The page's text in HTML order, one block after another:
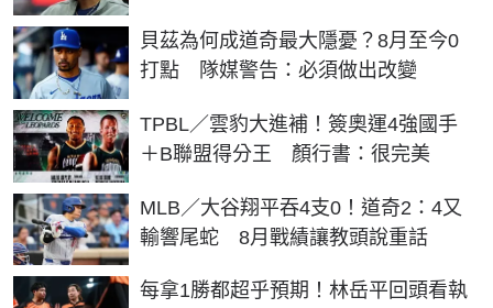
貝茲為何成道奇最大隱憂？8月至今0
打點 隊媒警告：必須做出改變
TPBL／雲豹大進補！簽奧運4強國手
＋B聯盟得分王 顏行書：很完美
MLB／大谷翔平吞4支0！道奇2：4又
輸響尾蛇 8月戰績讓教頭說重話
每拿1勝都超乎預期！林岳平回頭看執